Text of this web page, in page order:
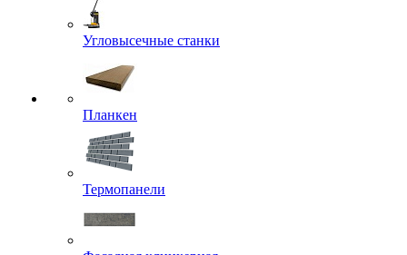
Угловысечные станки
Планкен
Термопанели